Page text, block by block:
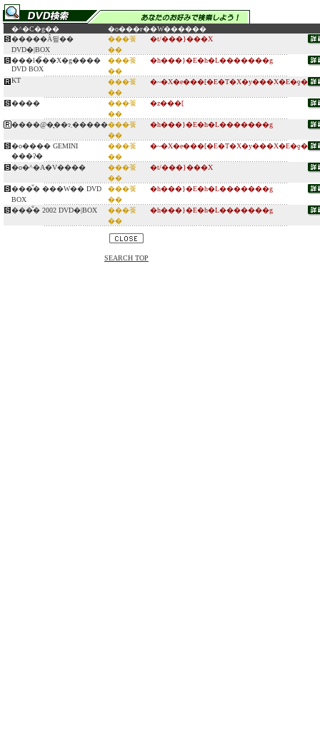
�^�C�g�� �o���ғ��W������
�����Ȃ딒��
DVD�|BOX
���䓹
��
�t/���}���X
���l�̃��X�g����
DVD BOX
���䓹
��
�h���}�E�h�L�������g
KT
���䓹
��
�~�X�e���[�E�T�X�y���X�E�ƍ�
����
���䓹
��
�z���[
����@�͉��ɂ܂��������䓹
��
�h���}�E�h�L�������g
�o���� GEMINI
���ʔ�
���䓹
��
�~�X�e���[�E�T�X�y���X�E�ƍ�
�o�^�A�V����
���䓹
��
�t/���}���X
���̐� ���W�� DVD
BOX
���䓹
��
�h���}�E�h�L�������g
���̐� 2002 DVD�|BOX
���䓹
��
�h���}�E�h�L�������g
SEARCH TOP